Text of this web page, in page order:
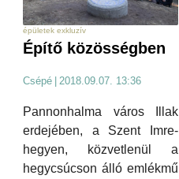
épületek exkluzív
Építő közösségben
Csépé 2018.09.07. 13:36
Pannonhalma város Illak
erdejében, a Szent Imre-
hegyen, közvetlenül a
hegycsúcson álló emlékmű